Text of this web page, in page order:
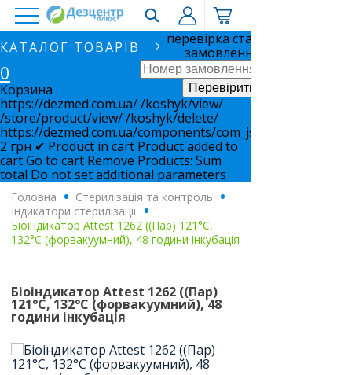
КАТАЛОГ ТОВАРІВ
перевірка статусу
замовлення
0
Корзина
https://dezmed.com.ua//koshyk/view/
/store/product/view//koshyk/delete/
https://dezmed.com.ua/components/com_jshopping/files/
2 грн ✔ Product in cart Product added to
cartGo to cart Remove Products: Sum
total Do not set additional parameters
Головна . Стерилізація та контроль
.
Індикатори стерилізації .
Біоіндикатор Attest 1262 ((Пар) 121°C,
132°C (форвакуумний), 48 години інкубація
Біоіндикатор Attest 1262 ((Пар)
121°C, 132°C (форвакуумний), 48
години інкубація